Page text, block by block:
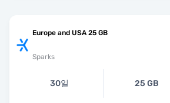
Europe and USA 25 GB
Sparks
30일 25 GB